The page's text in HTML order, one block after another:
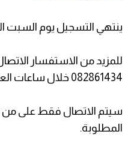
ينتهي التسجيل يوم السبت الموافق
للمزيد من الاستفسار
082861434 خلال ساعات العمل الرسمية.
سيتم الاتصال فقط على من
المطلوبة.